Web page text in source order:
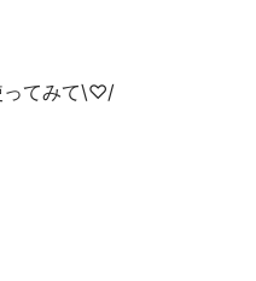
ってみて\♡/